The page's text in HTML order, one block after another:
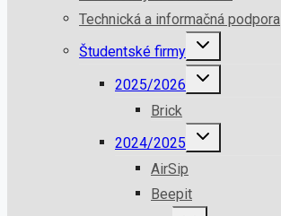
Technická a informačná podpora
Študentské firmy
2025/2026
Brick
2024/2025
AirSip
Beepit